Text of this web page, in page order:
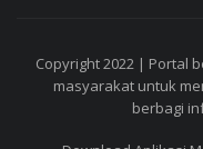
Copyright 2022 | Portal
masyarakat untuk
berbagi